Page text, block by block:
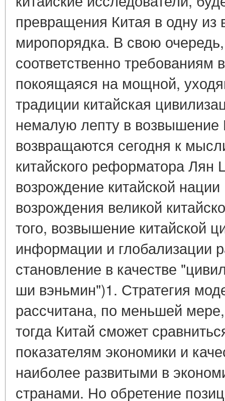
превращения Китая в одну из
миропорядка. В свою
соответственно
покоящаяся на мощной,
традиции китайская
немалую лепту в возвышение
возвращаются сегодня к
китайского реформатора Лян
возрождение китайской
возрождения великой
того, возвышение китайской
информации и глобализации
становление в качестве
ши вэньмин")1. Стратегия
рассчитана, по меньшей
тогда Китай сможет
показателям экономики и
наиболее развитыми в
странами. Но обретение